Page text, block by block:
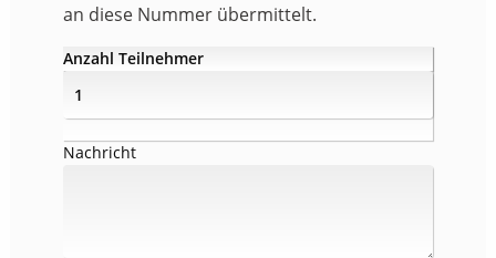
an diese Nummer übermittelt.
Anzahl Teilnehmer
Nachricht